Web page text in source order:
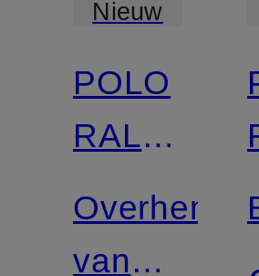
Nieuw
POLO
RALPH
LAUREN
van